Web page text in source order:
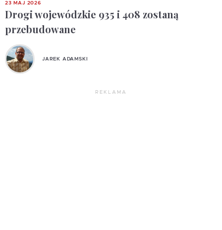
23 MAJ 2026
Drogi wojewódzkie 935 i 408 zostaną
przebudowane
JAREK ADAMSKI
REKLAMA